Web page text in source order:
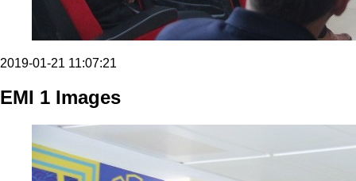
2019-01-21 11:07:21
EMI 1 Images